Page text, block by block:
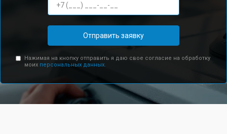
Отправить заявку
Нажимая на кнопку отправить я даю свое согласие на обработку
моих персональных данных.